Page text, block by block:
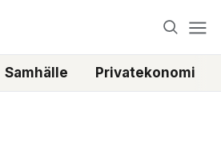
Samhälle Privatekonomi